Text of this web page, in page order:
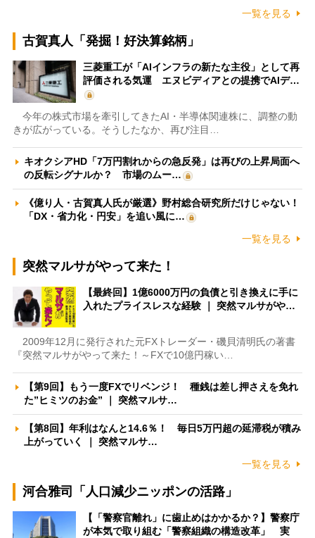
一覧を見る
古賀真人「発掘！好決算銘柄」
三菱重工が「AIインフラの新たな主役」として再
評価される気運 エヌビディアとの提携でAIデ…
今年の株式市場を牽引してきたAI・半導体関連株に、調整の動
きが広がっている。そうしたなか、再び注目…
キオクシアHD「7万円割れからの急反発」は再びの上昇局面へ
の反転シグナルか？ 市場のムー…
《億り人・古賀真人氏が厳選》野村総合研究所だけじゃない！
「DX・省力化・円安」を追い風に…
一覧を見る
突然マルサがやって来た！
【最終回】1億6000万円の負債と引き換えに手に
入れたプライスレスな経験 ｜ 突然マルサがや…
2009年12月に発行された元FXトレーダー・磯貝清明氏の著書
『突然マルサがやって来た！～FXで10億円稼い…
【第9回】もう一度FXでリベンジ！ 種銭は差し押さえを免れ
た”ヒミツのお金” ｜ 突然マルサ…
【第8回】年利はなんと14.6％！ 毎日5万円超の延滞税が積み
上がっていく ｜ 突然マルサ…
一覧を見る
河合雅司「人口減少ニッポンの活路」
【「警察官離れ」に歯止めはかかるか？】警察庁
が本気で取り組む「警察組織の構造改革」 実